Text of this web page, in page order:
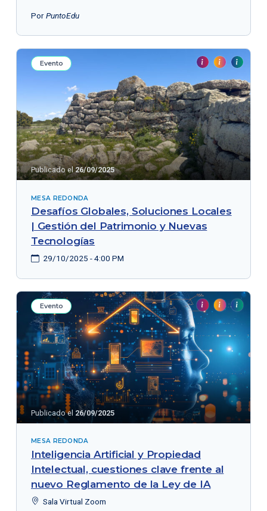
PorPuntoEdu
Evento
Publicado el 26/09/2025
MESA REDONDA
Desafíos Globales, Soluciones Locales
| Gestión del Patrimonio y Nuevas
Tecnologías
29/10/2025 - 4:00 PM
Evento
Publicado el 26/09/2025
MESA REDONDA
Inteligencia Artificial y Propiedad
Intelectual, cuestiones clave frente al
nuevo Reglamento de la Ley de IA
Sala Virtual Zoom